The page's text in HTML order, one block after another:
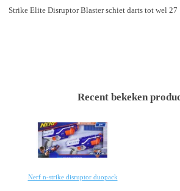
Strike Elite Disruptor Blaster schiet darts tot wel 27 ...
Recent bekeken
Nerf n-strike disruptor duopack